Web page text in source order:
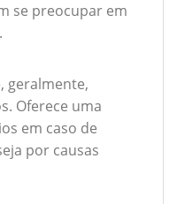
se preocupar em
geralmente,
Oferece uma
em caso de
por causas